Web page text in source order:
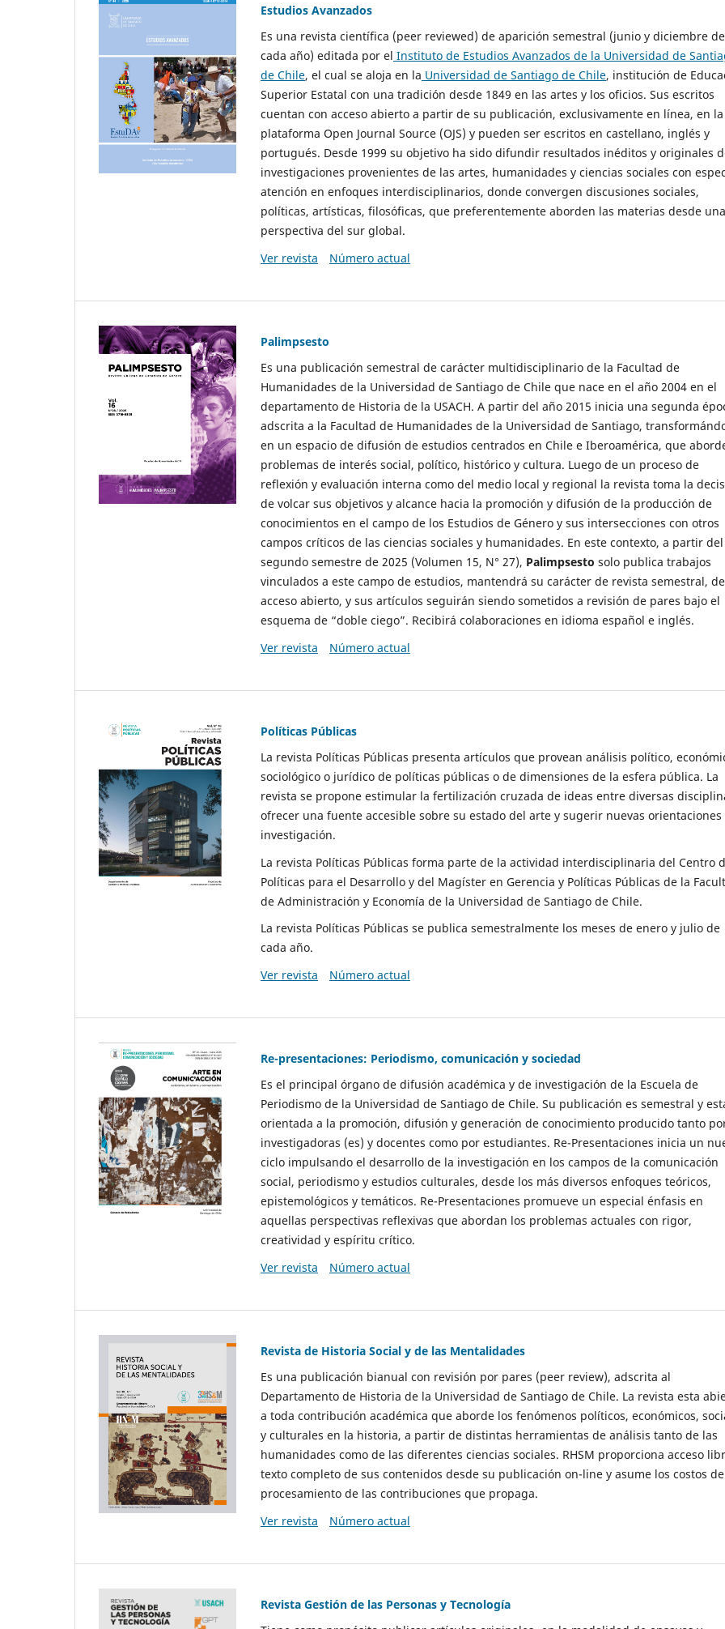
Estudios Avanzados
Es una revista científica (peer reviewed) de aparición semestral (junio y diciembre de
cada año) editada por el Instituto de Estudios Avanzados de la Universidad de
de Chile, el cual se aloja en la Universidad de Santiago de Chile, institución de
Superior Estatal con una tradición desde 1849 en las artes y los oficios. Sus escritos
cuentan con acceso abierto a partir de su publicación, exclusivamente en línea, en la
plataforma Open Journal Source (OJS) y pueden ser escritos en castellano, inglés y
portugués. Desde 1999 su objetivo ha sido difundir resultados inéditos y originales
investigaciones provenientes de las artes, humanidades y ciencias sociales con
atención en enfoques interdisciplinarios, donde convergen discusiones sociales,
políticas, artísticas, filosóficas, que preferentemente aborden las materias desde una
perspectiva del sur global.
Ver revista
Número actual
Palimpsesto
Es una publicación semestral de carácter multidisciplinario de la Facultad de
Humanidades de la Universidad de Santiago de Chile que nace en el año 2004 en el
departamento de Historia de la USACH. A partir del año 2015 inicia una segunda
adscrita a la Facultad de Humanidades de la Universidad de Santiago,
en un espacio de difusión de estudios centrados en Chile e Iberoamérica, que
problemas de interés social, político, histórico y cultura. Luego de un proceso de
reflexión y evaluación interna como del medio local y regional la revista toma la
de volcar sus objetivos y alcance hacia la promoción y difusión de la producción de
conocimientos en el campo de los Estudios de Género y sus intersecciones con otros
campos críticos de las ciencias sociales y humanidades. En este contexto, a partir del
segundo semestre de 2025 (Volumen 15, N° 27), Palimpsesto solo publica trabajos
vinculados a este campo de estudios, mantendrá su carácter de revista semestral, de
acceso abierto, y sus artículos seguirán siendo sometidos a revisión de pares bajo el
esquema de “doble ciego”. Recibirá colaboraciones en idioma español e inglés.
Ver revista
Número actual
Políticas Públicas
La revista Políticas Públicas presenta artículos que provean análisis político,
sociológico o jurídico de políticas públicas o de dimensiones de la esfera pública. La
revista se propone estimular la fertilización cruzada de ideas entre diversas
ofrecer una fuente accesible sobre su estado del arte y sugerir nuevas orientaciones
investigación.
La revista Políticas Públicas forma parte de la actividad interdisciplinaria del Centro
Políticas para el Desarrollo y del Magíster en Gerencia y Políticas Públicas de la
de Administración y Economía de la Universidad de Santiago de Chile.
La revista Políticas Públicas se publica semestralmente los meses de enero y julio de
cada año.
Ver revista
Número actual
Re-presentaciones: Periodismo, comunicación y sociedad
Es el principal órgano de difusión académica y de investigación de la Escuela de
Periodismo de la Universidad de Santiago de Chile. Su publicación es semestral y
orientada a la promoción, difusión y generación de conocimiento producido tanto
investigadoras (es) y docentes como por estudiantes. Re-Presentaciones inicia un
ciclo impulsando el desarrollo de la investigación en los campos de la comunicación
social, periodismo y estudios culturales, desde los más diversos enfoques teóricos,
epistemológicos y temáticos. Re-Presentaciones promueve un especial énfasis en
aquellas perspectivas reflexivas que abordan los problemas actuales con rigor,
creatividad y espíritu crítico.
Ver revista
Número actual
Revista de Historia Social y de las Mentalidades
Es una publicación bianual con revisión por pares (peer review), adscrita al
Departamento de Historia de la Universidad de Santiago de Chile. La revista esta
a toda contribución académica que aborde los fenómenos políticos, económicos,
y culturales en la historia, a partir de distintas herramientas de análisis tanto de las
humanidades como de las diferentes ciencias sociales. RHSM proporciona acceso
texto completo de sus contenidos desde su publicación on-line y asume los costos de
procesamiento de las contribuciones que propaga.
Ver revista
Número actual
Revista Gestión de las Personas y Tecnología